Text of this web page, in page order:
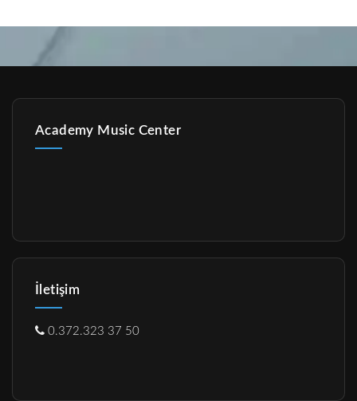
Academy Music Center
İletişim
0.372.323 37 50